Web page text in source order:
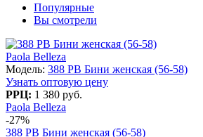
Популярные
Вы смотрели
Paola Belleza
Модель: 388 PB Бини женская (56-58)
Узнать оптовую цену
РРЦ: 1 380 руб.
Paola Belleza
-27%
388 PB Бини женская (56-58)